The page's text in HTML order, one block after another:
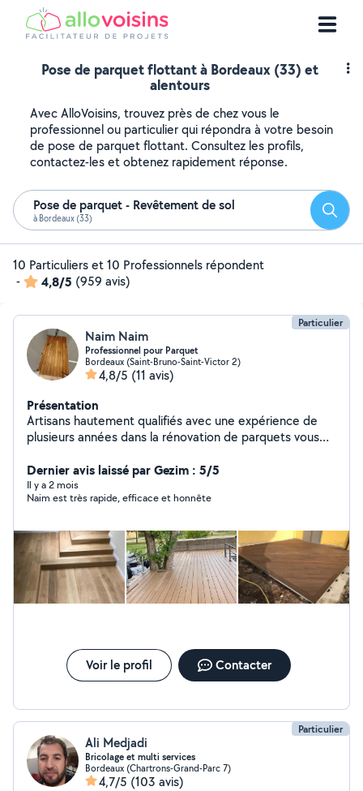
Pose de parquet flottant à Bordeaux (33) et
alentours
Avec AlloVoisins, trouvez près de chez vous le
professionnel ou particulier qui répondra à votre besoin
de pose de parquet flottant. Consultez les profils,
contactez-les et obtenez rapidement réponse.
Pose de parquet - Revêtement de sol
à Bordeaux (33)
10 Particuliers et 10 Professionnels répondent
-
4,8/5 (959 avis)
Particulier
Naim Naim
Professionnel pour Parquet
Bordeaux (Saint-Bruno-Saint-Victor 2)
4,8/5 (11 avis)
Présentation
Artisans hautement qualifiés avec une expérience de
plusieurs années dans la rénovation de parquets vous
Vitrification Réparation Teinte Pose Escalier Peinture
Tapisserie Devis gratuit Déplacement dans toute la
France Satisfait ou remboursé Travail propre et sérieux
ponçage homogène et sans rayures Nb : suis spécialisé
que dans la rénovation de parquets
Dernier avis laissé par Gezim : 5/5
Il y a 2 mois
Naim est très rapide, efficace et honnête
Voir le profil Contacter
Particulier
Ali Medjadi
Bricolage et multi services
Bordeaux (Chartrons-Grand-Parc 7)
4,7/5 (103 avis)